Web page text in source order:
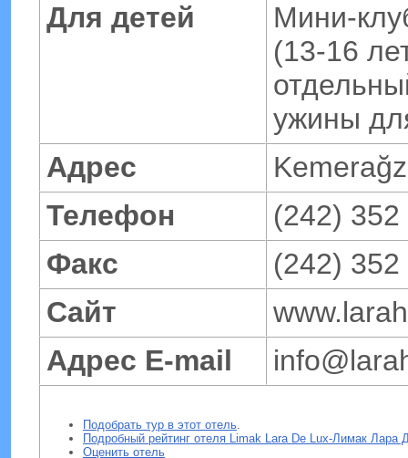
Для детей
Мини-
(13-16
ужины
Адрес
Телефон
(242)
Факс
(242)
Сайт
Адрес E-mail
Подобрать тур в этот отель.
Подробный рейтинг отеля Limak Lara De Lux-Лимак Лара
Оценить отель